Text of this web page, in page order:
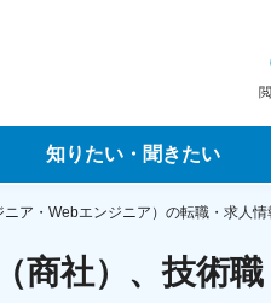
知りたい・聞きたい
ノウハウ
タで見る転職
ア・Webエンジニア）の転職・求人情
商社）、技術